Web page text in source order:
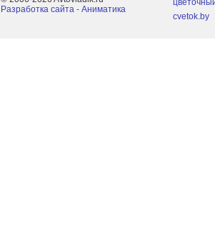
Разработка сайта - Aниматика
cvetok.by